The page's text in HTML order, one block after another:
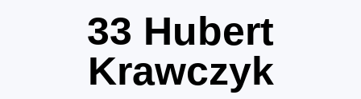
33 Hubert
Krawczyk